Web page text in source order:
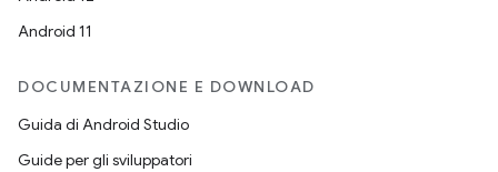
Android 11
DOCUMENTAZIONE E DOWNLOAD
Guida di Android Studio
Guide per gli sviluppatori